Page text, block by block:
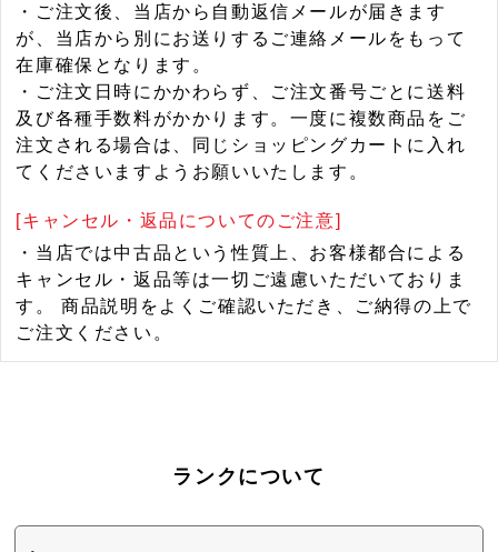
・ご注文後、当店から自動返信メールが届きます
が、当店から別にお送りするご連絡メールをもって
在庫確保となります。
・ご注文日時にかかわらず、ご注文番号ごとに送料
及び各種手数料がかかります。一度に複数商品をご
注文される場合は、同じショッピングカートに入れ
てくださいますようお願いいたします。
[キャンセル・返品についてのご注意]
・当店では中古品という性質上、お客様都合による
キャンセル・返品等は一切ご遠慮いただいておりま
す。 商品説明をよくご確認いただき、ご納得の上で
ご注文ください。
ランクについて